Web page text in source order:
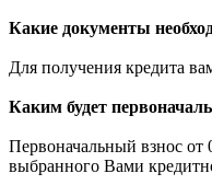
Какие документы
Для получения кредита
Каким будет
Первоначальный взнос от
выбранного Вами